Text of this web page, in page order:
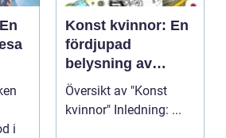
i
Konst kvinnor: En
fördjupad
belysning av
konstens kvinnliga
mästare
Översikt av "Konst
kvinnor" Inledning: ...